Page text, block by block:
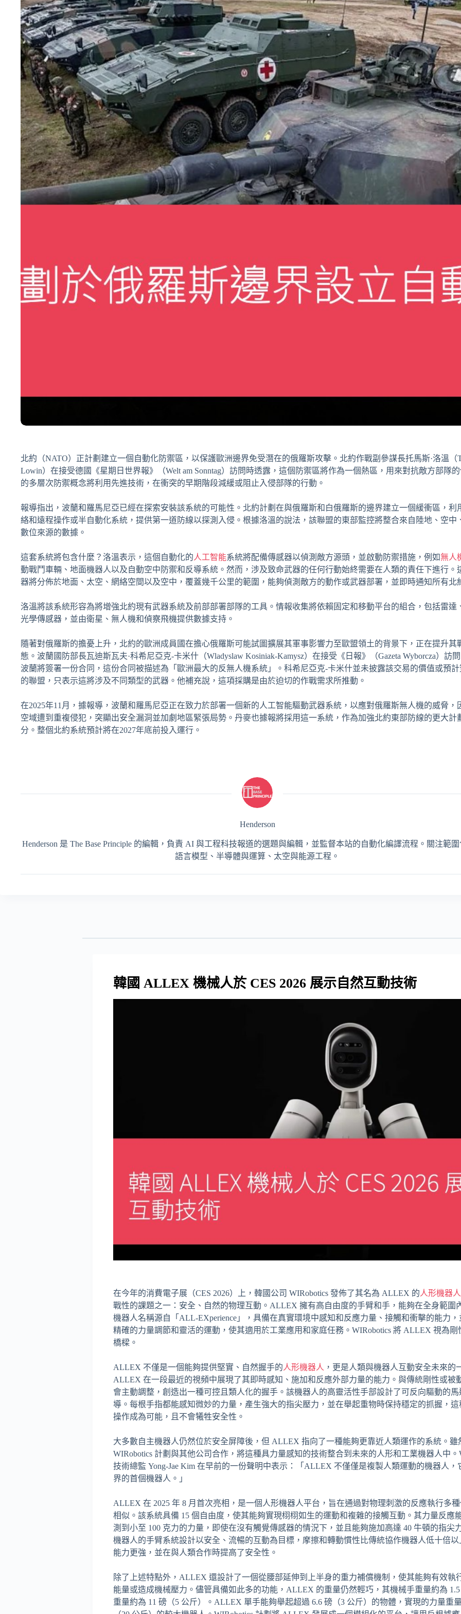
北約（NATO）正計劃建立一個自動化防禦區，以保護歐洲邊界免受潛在的俄羅斯攻擊。北約作戰副參謀長托馬斯·洛溫（
Lowin）在接受德國《星期日世界報》（Welt am Sonntag）訪問時透露，這個防禦區將作為一個熱區，用來對抗敵方部隊
的多層次防禦概念將利用先進技術，在衝突的早期階段減緩或阻止入侵部隊的行動。
報導指出，波蘭和羅馬尼亞已經在探索安裝該系統的可能性。北約計劃在與俄羅斯和白俄羅斯的邊界建立一個緩衝區，利
絡和遠程操作或半自動化系統，提供第一道防線以探測入侵。根據洛溫的說法，該聯盟的東部監控將整合來自陸地、空中
數位來源的數據。
這套系統將包含什麼？洛溫表示，這個自動化的人工智能系統將配備傳感器以偵測敵方源頭，並啟動防禦措施，例如無人
動戰鬥車輛、地面機器人以及自動空中防禦和反導系統。然而，涉及致命武器的任何行動始終需要在人類的責任下進行。
器將分佈於地面、太空、網絡空間以及空中，覆蓋幾千公里的範圍，能夠偵測敵方的動作或武器部署，並即時通知所有北
洛溫將該系統形容為將增強北約現有武器系統及前部部署部隊的工具。情報收集將依賴固定和移動平台的組合，包括雷達
光學傳感器，並由衛星、無人機和偵察飛機提供數據支持。
隨著對俄羅斯的擔憂上升，北約的歐洲成員國在擔心俄羅斯可能試圖擴展其軍事影響力至歐盟領土的背景下，正在提升其
態。波蘭國防部長瓦迪斯瓦夫·科希尼亞克-卡米什（Wladyslaw Kosiniak-Kamysz）在接受《日報》（Gazeta Wyborcza）訪
波蘭將簽署一份合同，這份合同被描述為「歐洲最大的反無人機系統」。科希尼亞克-卡米什並未披露該交易的價值或預
的聯盟，只表示這將涉及不同類型的武器。他補充說，這項採購是由於迫切的作戰需求所推動。
在2025年11月，據報導，波蘭和羅馬尼亞正在致力於部署一個新的人工智能驅動武器系統，以應對俄羅斯無人機的威脅，
空域遭到重複侵犯，突顯出安全漏洞並加劇地區緊張局勢。丹麥也據報將採用這一系統，作為加強北約東部防線的更大計
分。整個北約系統預計將在2027年底前投入運行。
Henderson
Henderson 是 The Base Principle 的編輯，負責 AI 與工程科技報道的選題與編輯，並監督本站的自動化編譯流程。關注範
語言模型、半導體與運算、太空與能源工程。
韓國 ALLEX 機械人於 CES 2026 展示自然互動技術
在今年的消費電子展（CES 2026）上，韓國公司 WIRobotics 發佈了其名為 ALLEX 的人形機器人
戰性的課題之一：安全、自然的物理互動。ALLEX 擁有高自由度的手臂和手，能夠在全身範圍
機器人名稱源自「ALL-EXperience」，具備在真實環境中感知和反應力量、接觸和衝擊的能力
精確的力量調節和靈活的運動，使其適用於工業應用和家庭任務。WIRobotics 將 ALLEX 視為
橋樑。
ALLEX 不僅是一個能夠提供堅實、自然握手的人形機器人 ，更是人類與機器人互動安全未來
ALLEX 在一段最近的視頻中展現了其即時感知、施加和反應外部力量的能力。與傳統剛性或
會主動調整，創造出一種可控且類人化的握手。該機器人的高靈活性手部設計了可反向驅動的
導。每根手指都能感知微妙的力量，產生強大的指尖壓力，並在舉起重物時保持穩定的抓握，
操作成為可能，且不會犧牲安全性。
大多數自主機器人仍然位於安全屏障後，但 ALLEX 指向了一種能夠更靠近人類運作的系統。
WIRobotics 計劃與其他公司合作，將這種具力量感知的技術整合到未來的人形和工業機器人中
技術總監 Yong-Jae Kim 在早前的一份聲明中表示：「ALLEX 不僅僅是複製人類運動的機器人
界的首個機器人。」
ALLEX 在 2025 年 8 月首次亮相，是一個人形機器人平台，旨在通過對物理刺激的反應執行多
相似。該系統具備 15 個自由度，使其能夠實現栩栩如生的運動和複雜的接觸互動。其力量反應
測到小至 100 克力的力量，即使在沒有觸覺傳感器的情況下，並且能夠施加高達 40 牛頓的指尖
機器人的手臂系統設計以安全、流暢的互動為目標，摩擦和轉動慣性比傳統協作機器人低十倍
能力更強，並在與人類合作時提高了安全性。
除了上述特點外，ALLEX 還設計了一個從腰部延伸到上半身的重力補償機制，使其能夠有效執
能量或造成機械壓力。儘管具備如此多的功能，ALLEX 的重量仍然輕巧，其機械手重量約為
重量約為 11 磅（5 公斤）。ALLEX 單手能夠舉起超過 6.6 磅（3 公斤）的物體，實現的力量重